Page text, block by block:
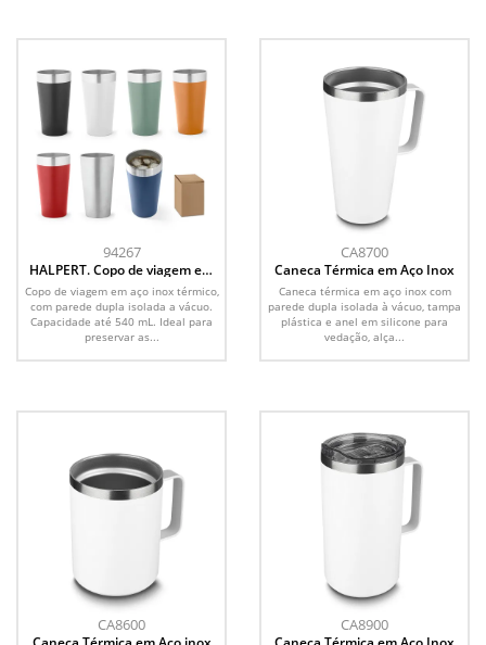
94267
HALPERT. Copo de viagem em
aço inox térmico, com parede
dupla isolada a vácuo (540 mL)
Copo de viagem em aço inox térmico,
com parede dupla isolada a vácuo.
Capacidade até 540 mL. Ideal para
preservar as...
CA8700
Caneca Térmica em Aço Inox
Caneca térmica em aço inox com
parede dupla isolada à vácuo, tampa
plástica e anel em silicone para
vedação, alça...
CA8600 CA8900